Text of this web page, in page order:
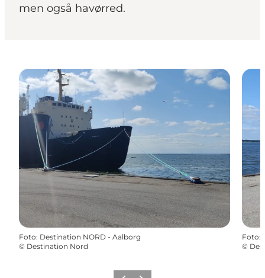
men også havørred.
Foto: Destination NORD - Aalborg
© Destination Nord
Foto:
©